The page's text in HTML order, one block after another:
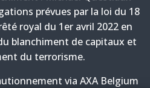
prévues par la loi du 18
royal du 1er avril 2022 en
blanchiment de capitaux et
du terrorisme.
via AXA Belgium